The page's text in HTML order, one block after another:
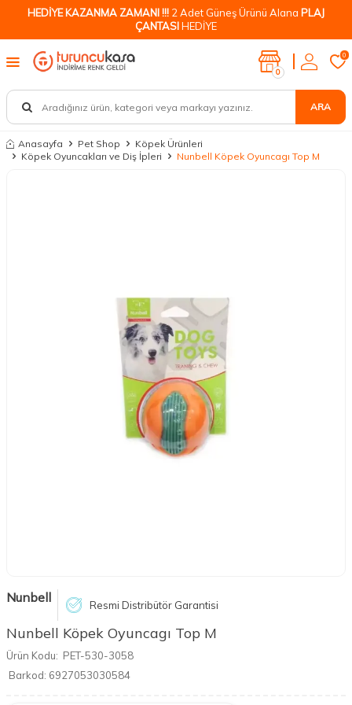
HEDİYE KAZANMA ZAMANI !!! 2 Adet Güneş Ürünü Alana PLAJ
ÇANTASIHEDİYE
ARA
0
0
Anasayfa Pet Shop
Köpek Ürünleri
Köpek Oyuncakları ve Diş İpleri
Nunbell Köpek Oyuncagı Top M
Nunbell Resmi Distribütör Garantisi
Nunbell Köpek Oyuncagı Top M
Ürün Kodu: PET-530-3058
Barkod: 6927053030584